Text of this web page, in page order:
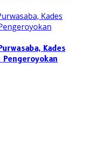
Kades
Pengeroyokan